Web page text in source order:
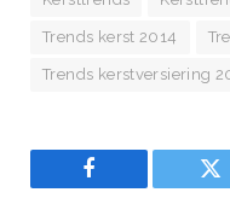
Trends kerst 2014
Trends kerstversiering
Facebook